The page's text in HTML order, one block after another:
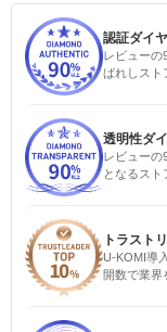
認証ダイ
レビューの
ばれしスト
透明性ダ
レビューの
となるスト
トラスト
U-KOMI導
開数で業界